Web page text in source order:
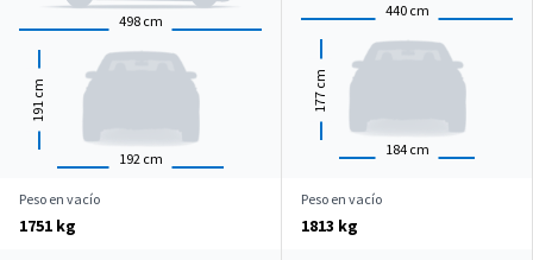
498 cm
192 cm
191
cm
440 cm
184 cm
177
cm
Peso en vacío
1751 kg
Peso en vacío
1813 kg